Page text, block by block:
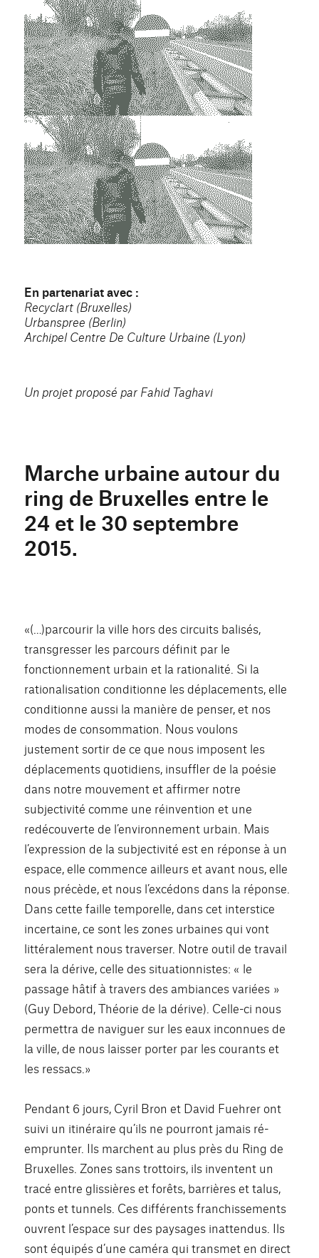
En partenariat avec :
Recyclart (Bruxelles)
Urbanspree (Berlin)
Archipel Centre De Culture Urbaine (Lyon)
Un projet proposé par Fahid Taghavi
Marche urbaine autour du
ring de Bruxelles entre le
24 et le 30 septembre
2015.
«(…)parcourir la ville hors des circuits balisés,
transgresser les parcours définit par le
fonctionnement urbain et la rationalité. Si la
rationalisation conditionne les déplacements, elle
conditionne aussi la manière de penser, et nos
modes de consommation. Nous voulons
justement sortir de ce que nous imposent les
déplacements quotidiens, insuffler de la poésie
dans notre mouvement et affirmer notre
subjectivité comme une réinvention et une
redécouverte de l’environnement urbain. Mais
l’expression de la subjectivité est en réponse à un
espace, elle commence ailleurs et avant nous, elle
nous précède, et nous l’excédons dans la réponse.
Dans cette faille temporelle, dans cet interstice
incertaine, ce sont les zones urbaines qui vont
littéralement nous traverser. Notre outil de travail
sera la dérive, celle des situationnistes: « le
passage hâtif à travers des ambiances variées »
(Guy Debord, Théorie de la dérive). Celle-ci nous
permettra de naviguer sur les eaux inconnues de
la ville, de nous laisser porter par les courants et
les ressacs.»
Pendant 6 jours, Cyril Bron et David Fuehrer ont
suivi un itinéraire qu’ils ne pourront jamais ré-
emprunter. Ils marchent au plus près du Ring de
Bruxelles. Zones sans trottoirs, ils inventent un
tracé entre glissières et forêts, barrières et talus,
ponts et tunnels. Ces différents franchissements
ouvrent l’espace sur des paysages inattendus. Ils
sont équipés d’une caméra qui transmet en direct